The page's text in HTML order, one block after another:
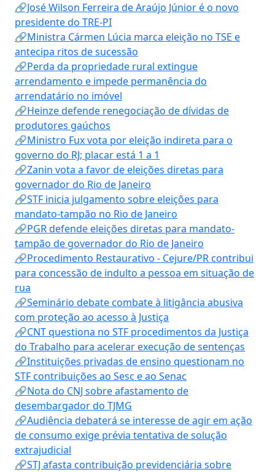
🔗José Wilson Ferreira de Araújo Júnior é o novo
presidente do TRE-PI
🔗Ministra Cármen Lúcia marca eleição no TSE e
antecipa ritos de sucessão
🔗Perda da propriedade rural extingue
arrendamento e impede permanência do
arrendatário no imóvel
🔗Heinze defende renegociação de dívidas de
produtores gaúchos
🔗Ministro Fux vota por eleição indireta para o
governo do RJ; placar está 1 a 1
🔗Zanin vota a favor de eleições diretas para
governador do Rio de Janeiro
🔗STF inicia julgamento sobre eleições para
mandato-tampão no Rio de Janeiro
🔗PGR defende eleições diretas para mandato-
tampão de governador do Rio de Janeiro
🔗Procedimento Restaurativo - Cejure/PR contribui
para concessão de indulto a pessoa em situação de
rua
🔗Seminário debate combate à litigância abusiva
com proteção ao acesso à Justiça
🔗CNT questiona no STF procedimentos da Justiça
do Trabalho para acelerar execução de sentenças
🔗Instituições privadas de ensino questionam no
STF contribuições ao Sesc e ao Senac
🔗Nota do CNJ sobre afastamento de
desembargador do TJMG
🔗Audiência debaterá se interesse de agir em ação
de consumo exige prévia tentativa de solução
extrajudicial
🔗STJ afasta contribuição previdenciária sobre